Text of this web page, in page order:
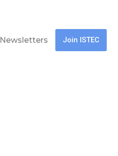
Newsletters Join ISTEC